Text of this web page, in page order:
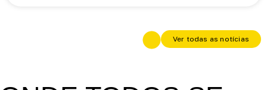
Ver todas as notícias